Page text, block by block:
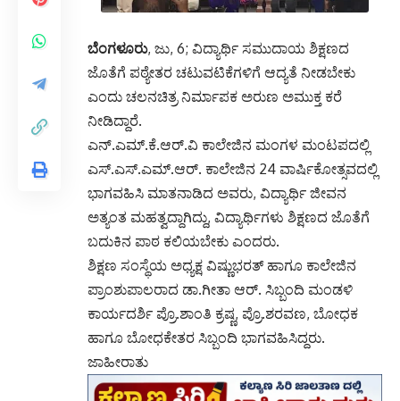
ಬೆಂಗಳೂರು, ಜು, 6; ವಿದ್ಯಾರ್ಥಿ ಸಮುದಾಯ ಶಿಕ್ಷಣದ
ಜೊತೆಗೆ ಪಠ್ಯೇತರ ಚಟುವಟಿಕೆಗಳಿಗೆ ಆದ್ಯತೆ ನೀಡಬೇಕು
ಎಂದು ಚಲನಚಿತ್ರ ನಿರ್ಮಾಪಕ ಅರುಣ ಅಮುಕ್ತ ಕರೆ
ನೀಡಿದ್ದಾರೆ.
ಎನ್.ಎಮ್.ಕೆ.ಆರ್.ವಿ ಕಾಲೇಜಿನ ಮಂಗಳ ಮಂಟಪದಲ್ಲಿ
ಎಸ್.ಎಸ್.ಎಮ್.ಆರ್. ಕಾಲೇಜಿನ 24 ವಾರ್ಷಿಕೋತ್ಸವದಲ್ಲಿ
ಭಾಗವಹಿಸಿ ಮಾತನಾಡಿದ ಅವರು, ವಿದ್ಯಾರ್ಥಿ ಜೀವನ
ಅತ್ಯಂತ ಮಹತ್ವದ್ದಾಗಿದ್ದು, ವಿದ್ಯಾರ್ಥಿಗಳು ಶಿಕ್ಷಣದ ಜೊತೆಗೆ
ಬದುಕಿನ ಪಾಠ ಕಲಿಯಬೇಕು ಎಂದರು.
ಶಿಕ್ಷಣ ಸಂಸ್ಥೆಯ ಅಧ್ಯಕ್ಷ ವಿಷ್ಣುಭರತ್ ಹಾಗೂ ಕಾಲೇಜಿನ
ಪ್ರಾಂಶುಪಾಲರಾದ ಡಾ.ಗೀತಾ ಆರ್. ಸಿಬ್ಬಂದಿ ಮಂಡಳಿ
ಕಾರ್ಯದರ್ಶಿ ಪ್ರೊ.ಶಾಂತಿ ಕ್ರಷ್ಣ, ಪ್ರೊ.ಶರವಣ, ಬೋಧಕ
ಹಾಗೂ ಬೋಧಕೇತರ ಸಿಬ್ಬಂದಿ ಭಾಗವಹಿಸಿದ್ದರು.
ಜಾಹೀರಾತು